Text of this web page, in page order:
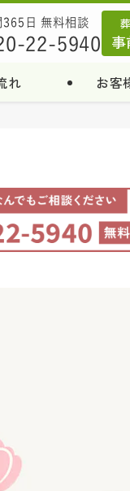
れ お客
365日 無料相談
22-5940